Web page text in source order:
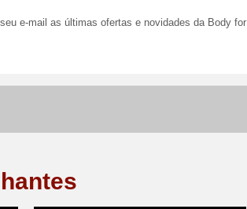
e-mail as últimas ofertas e novidades da Body for